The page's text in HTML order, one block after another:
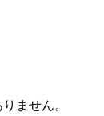
ません。